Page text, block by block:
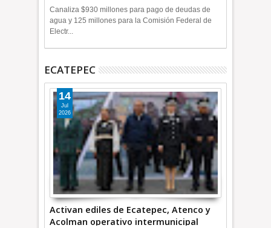
+Video
Canaliza $930 millones para pago de deudas de
agua y 125 millones para la Comisión Federal de
Electr...
ECATEPEC
Activan ediles de Ecatepec, Atenco y
Acolman operativo intermunicipal
14
Jul
2026